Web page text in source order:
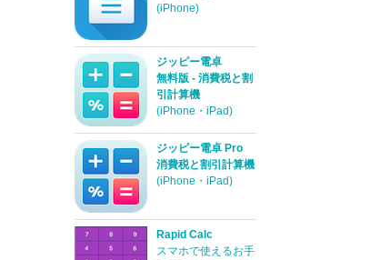
(iPhone)
ジッピー電卓
無料版 - 消費税と割
引計算機
(iPhone・iPad)
ジッピー電卓 Pro
消費税と割引計算機
(iPhone・iPad)
Rapid Calc
スマホで使えるお手